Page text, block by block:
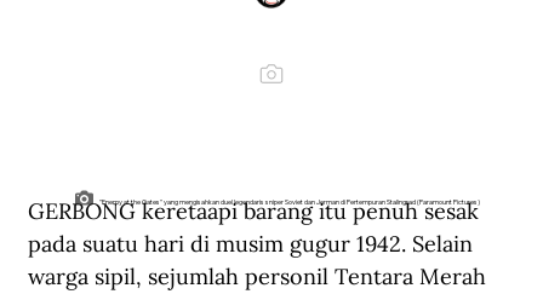
"Enemy at the Gates" yang mengisahkan duel legendaris sniper Soviet dan Jerman di Pertempuran Stalingrad (Paramount Pictures)
GERBONG keretaapi barang itu penuh sesak
pada suatu hari di musim gugur 1942. Selain
warga sipil, sejumlah personil Tentara Merah